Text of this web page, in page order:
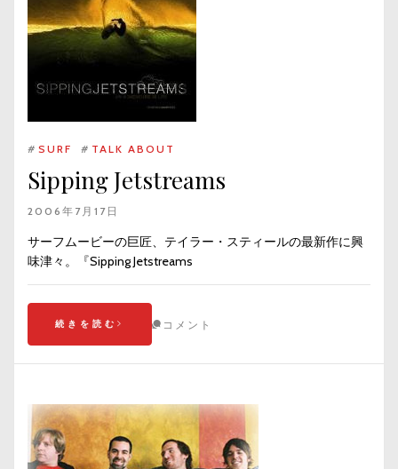
# SURF # TALK ABOUT
Sipping Jetstreams
2006年7月17日
サーフムービーの巨匠、テイラー・スティールの最新作に興
味津々。『Sipping Jetstreams
続きを読む コメント